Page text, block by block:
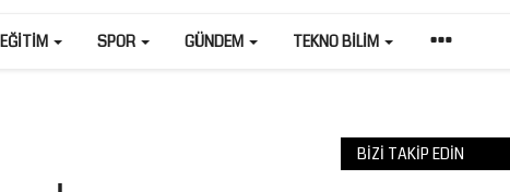
EĞITIM SPOR GÜNDEM TEKNO BILIM
BIZI TAKIP EDIN